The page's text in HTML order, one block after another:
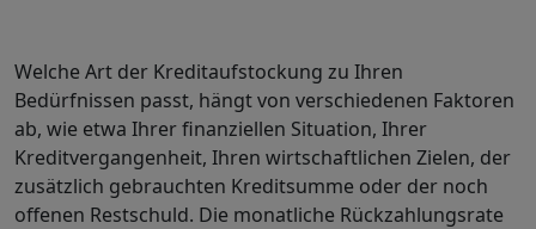
Welche Art der Kreditaufstockung zu Ihren
Bedürfnissen passt, hängt von verschiedenen Faktoren
ab, wie etwa Ihrer finanziellen Situation, Ihrer
Kreditvergangenheit, Ihren wirtschaftlichen Zielen, der
zusätzlich gebrauchten Kreditsumme oder der noch
offenen Restschuld. Die monatliche Rückzahlungsrate